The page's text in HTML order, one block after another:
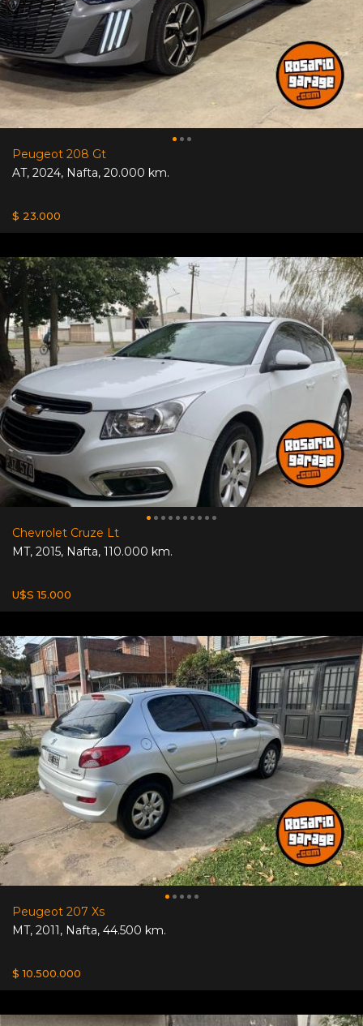
Peugeot 208 Gt
AT, 2024, Nafta, 20.000 km.
$ 23.000
Chevrolet Cruze Lt
MT, 2015, Nafta, 110.000 km.
U$S 15.000
Peugeot 207 Xs
MT, 2011, Nafta, 44.500 km.
$ 10.500.000